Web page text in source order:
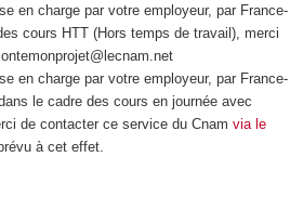
en charge par votre employeur, par France-
cours HTT (Hors temps de travail), merci
en charge par votre employeur, par France-
le cadre des cours en journée avec
de contacter ce service du Cnam via le
à cet effet.